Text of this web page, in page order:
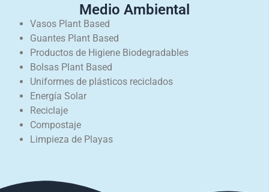
Medio Ambiental
Vasos Plant Based
Guantes Plant Based
Productos de Higiene Biodegradables
Bolsas Plant Based
Uniformes de plásticos reciclados
Energía Solar
Reciclaje
Compostaje
Limpieza de Playas